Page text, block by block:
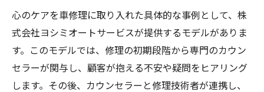
心のケアを車修理に取り入れた具体的な事例として、株
式会社ヨシミオートサービスが提供するモデルがありま
す。このモデルでは、修理の初期段階から専門のカウン
セラーが関与し、顧客が抱える不安や疑問をヒアリング
します。その後、カウンセラーと修理技術者が連携し、